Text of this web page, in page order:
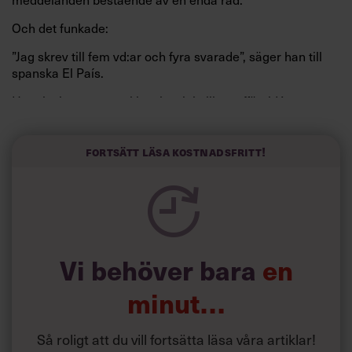
Och det funkade:
”Jag skrev till fem vd:ar och fyra svarade”, säger han till
spanska El País.
Horwitz har nu utvecklat sitt trick till en affärsidé: appen
kortfattat slarviga vd-stilen.
Fortsätt läsa kostnadsfritt!
Vi behöver bara en
minut…
Så roligt att du vill fortsätta läsa våra artiklar!